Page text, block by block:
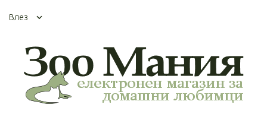
Влез